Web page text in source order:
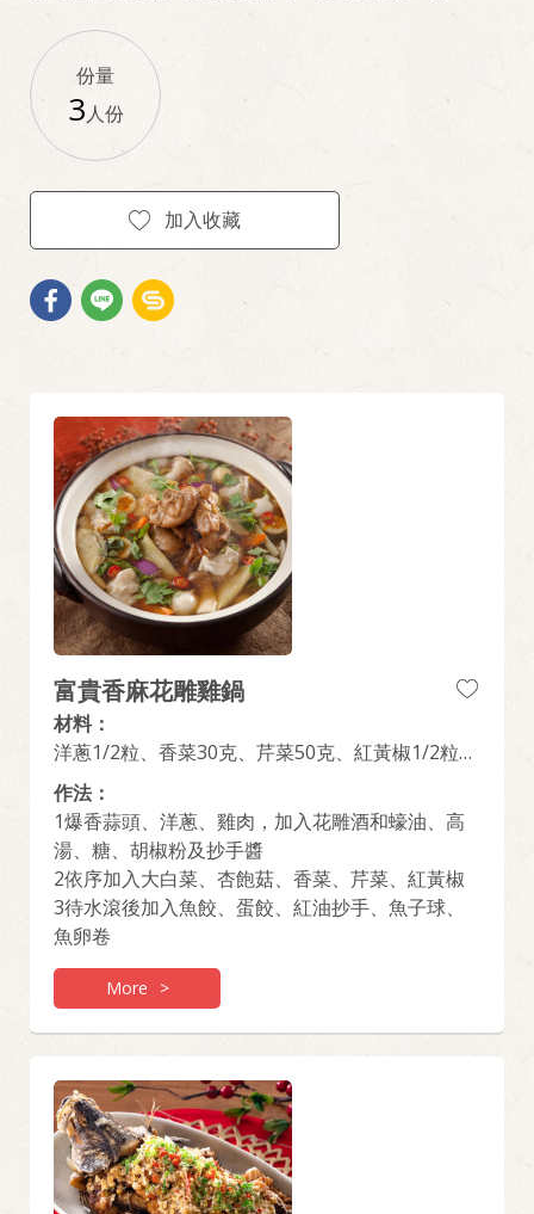
份量
3人份
加入收藏
富貴香麻花雕雞鍋
材料：
洋蔥1/2粒、香菜30克、芹菜50克、紅黃椒1/2粒、
大白菜1/2粒、杏鮑菇3支、蒜頭50克、雞腿肉2
支、花雕酒(紹興酒)1/4罐
作法：
1爆香蒜頭、洋蔥、雞肉，加入花雕酒和蠔油、高
湯、糖、胡椒粉及抄手醬
2依序加入大白菜、杏飽菇、香菜、芹菜、紅黃椒
3待水滾後加入魚餃、蛋餃、紅油抄手、魚子球、
魚卵卷
More >